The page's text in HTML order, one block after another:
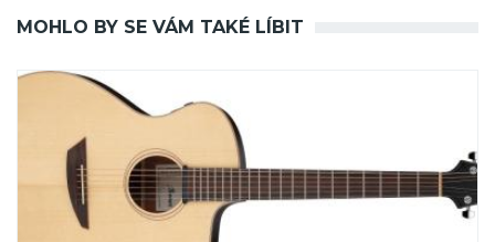
MOHLO BY SE VÁM TAKÉ LÍBIT